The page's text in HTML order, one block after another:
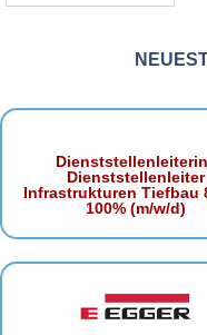
Dienststellenleiter
Infrastrukturen Tiefbau
100% (m/w/d)